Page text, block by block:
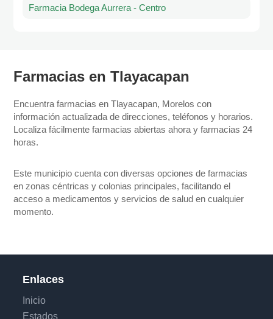
Farmacia Bodega Aurrera - Centro
Farmacias en Tlayacapan
Encuentra farmacias en Tlayacapan, Morelos con
información actualizada de direcciones, teléfonos y horarios.
Localiza fácilmente farmacias abiertas ahora y farmacias 24
horas.
Este municipio cuenta con diversas opciones de farmacias
en zonas céntricas y colonias principales, facilitando el
acceso a medicamentos y servicios de salud en cualquier
momento.
Enlaces
Inicio
Estados